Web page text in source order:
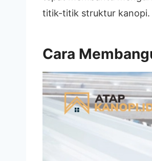
titik-titik struktur kanopi.
Cara